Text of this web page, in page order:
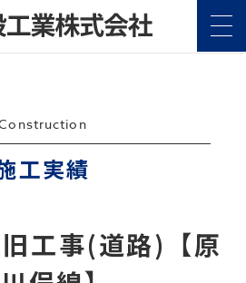
事業案内
工実績
工事(道路)【原